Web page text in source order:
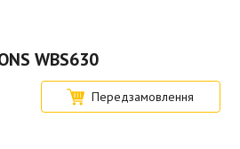
WBS630
Передзамовлення